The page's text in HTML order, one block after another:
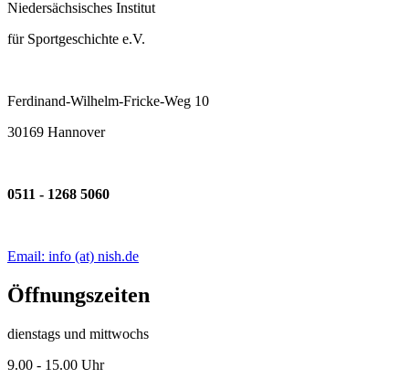
Niedersächsisches Institut
für Sportgeschichte e.V.
Ferdinand-Wilhelm-Fricke-Weg 10
30169 Hannover
0511 - 1268 5060
Email: info (at) nish.de
Öffnungszeiten
dienstags und mittwochs
9.00 - 15.00 Uhr